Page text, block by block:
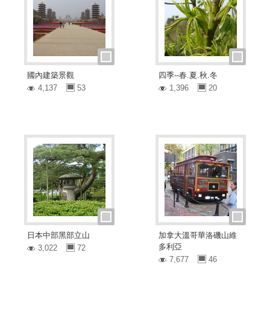
國內建築景觀
4,137
53
四季--春.夏.秋.冬
1,396
20
日本中部黑部立山
3,022
72
加拿大溫哥華洛磯山維
多利亞
7,677
46